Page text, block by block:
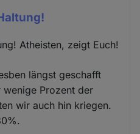
Atheisten, zeigt Euch!
längst geschafft
Prozent der
wir auch hin kriegen.